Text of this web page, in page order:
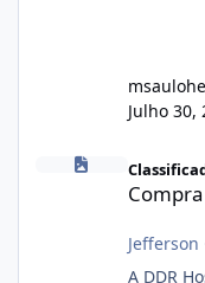
Julho 30,
Compra de carteiras de
Jefferson
A DDR